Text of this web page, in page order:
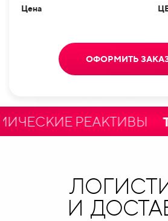
Цена
ОФОРМИТЬ
РЕАКТИВЫ
И